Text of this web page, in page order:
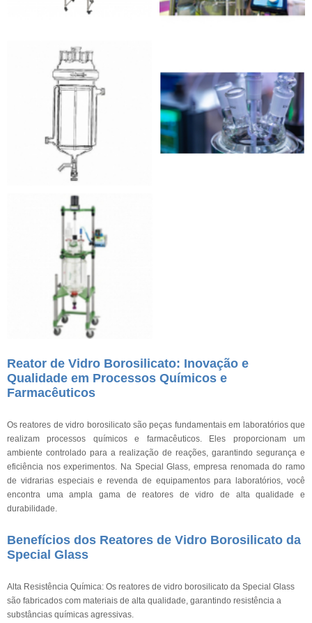
Reator de Vidro Borosilicato: Inovação e
Qualidade em Processos Químicos e
Farmacêuticos
Os reatores de vidro borosilicato são peças fundamentais em laboratórios que
realizam processos químicos e farmacêuticos. Eles proporcionam um
ambiente controlado para a realização de reações, garantindo segurança e
eficiência nos experimentos. Na Special Glass, empresa renomada do ramo
de vidrarias especiais e revenda de equipamentos para laboratórios, você
encontra uma ampla gama de reatores de vidro de alta qualidade e
durabilidade.
Benefícios dos Reatores de Vidro Borosilicato da
Special Glass
Alta Resistência Química: Os reatores de vidro borosilicato da Special Glass
são fabricados com materiais de alta qualidade, garantindo resistência a
substâncias químicas agressivas.